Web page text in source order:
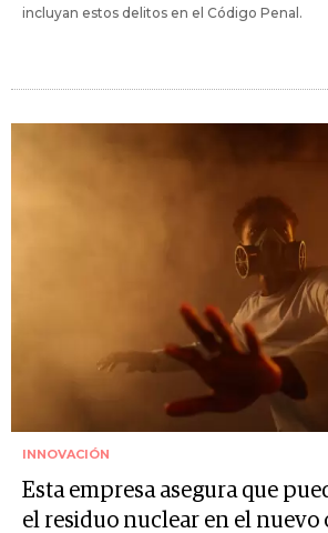
incluyan estos delitos en el Código Penal.
INNOVACIÓN
Esta empresa asegura que
el residuo nuclear en el nuevo